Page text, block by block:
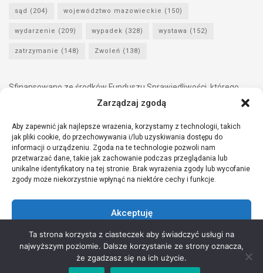
Zarządzaj zgodą
Aby zapewnić jak najlepsze wrażenia, korzystamy z technologii, takich
jak pliki cookie, do przechowywania i/lub uzyskiwania dostępu do
informacji o urządzeniu. Zgoda na te technologie pozwoli nam
przetwarzać dane, takie jak zachowanie podczas przeglądania lub
unikalne identyfikatory na tej stronie. Brak wyrażenia zgody lub wycofanie
zgody może niekorzystnie wpłynąć na niektóre cechy i funkcje.
Akceptuję
Odmów
Zobacz preferencje
sąd (204) województwo mazowieckie (150)
wydarzenie (209) wypadek (328) wystawa (152)
zatrzymanie (148) Zwoleń (138)
Sfinansowano ze środków Funduszu Sprawiedliwości, którego
dysponentem jest Minister Sprawiedliwości.
Copyright © 2021 Stowarzyszenie Przyjaciół Zdrowia - Wszelkie prawa
Ta strona korzysta z ciasteczek aby świadczyć usługi na
najwyższym poziomie. Dalsze korzystanie ze strony oznacza,
że zgadzasz się na ich użycie.